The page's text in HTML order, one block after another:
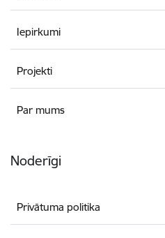
Iepirkumi
Projekti
Par mums
Noderīgi
Privātuma politika